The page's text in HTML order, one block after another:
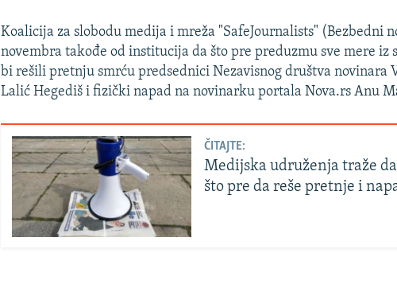
Koalicija za slobodu medija i mreža "SafeJournalists" (Bezbedni
novembra takođe od institucija da što pre preduzmu sve mere iz
bi rešili pretnju smrću predsednici Nezavisnog društva novinara
Lalić Hegediš i fizički napad na novinarku portala Nova.rs Anu
ČITAJTE:
Medijska udruženja traže
što pre da reše pretnje i